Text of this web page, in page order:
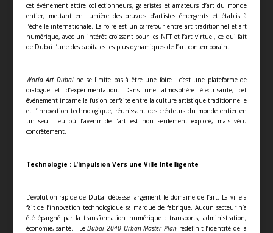
cet événement attire collectionneurs, galeristes et amateurs d’art du monde
entier, mettant en lumière des œuvres d’artistes émergents et établis à
l’échelle internationale. La foire est un carrefour entre art traditionnel et art
numérique, avec un intérêt croissant pour les NFT et l’art virtuel, ce qui fait
de Dubaï l’une des capitales les plus dynamiques de l’art contemporain.
World Art Dubaine se limite pas à être une foire : c’est une plateforme de
dialogue et d’expérimentation. Dans une atmosphère électrisante, cet
événement incarne la fusion parfaite entre la culture artistique traditionnelle
et l’innovation technologique, réunissant des créateurs du monde entier en
un seul lieu où l’avenir de l’art est non seulement exploré, mais vécu
concrètement.
Technologie : L’Impulsion Vers une Ville Intelligente
L’évolution rapide de Dubaï dépasse largement le domaine de l’art. La ville a
fait de l’innovation technologique sa marque de fabrique. Aucun secteur n’a
été épargné par la transformation numérique : transports, administration,
économie, santé… LeDubai 2040 Urban Master Planredéfinit l’identité de la